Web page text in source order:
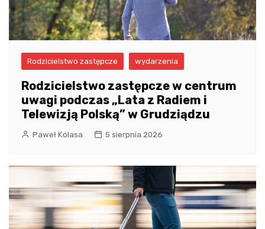
Rodzicielstwo zastępcze wydarzenia
Rodzicielstwo zastępcze w centrum
uwagi podczas „Lata z Radiem i
Telewizją Polską” w Grudziądzu
Paweł Kolasa 5 sierpnia 2026